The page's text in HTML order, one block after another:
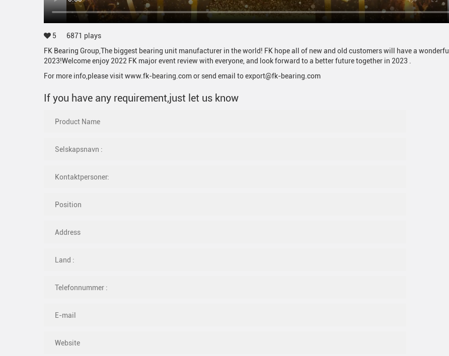
5 6871 plays
FK Bearing Group,The biggest bearing unit manufacturer in the world! FK hope all of new and old customers will have a wonderful
2023!Welcome enjoy 2022 FK major event review with everyone, and look forward to a better future together in 2023 .
For more info,please visit www.fk-bearing.com or send email to export@fk-bearing.com
If you have any requirement,just let us know